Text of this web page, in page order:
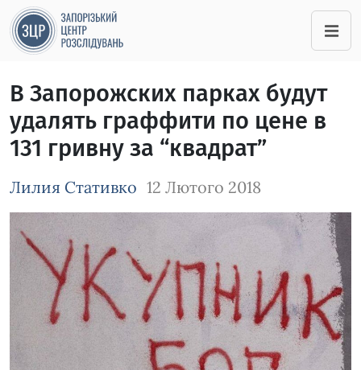
В Запорожских парках будут
удалять граффити по цене в
131 гривну за “квадрат”
Лилия Стативко 12 Лютого 2018
Зображення завантажується